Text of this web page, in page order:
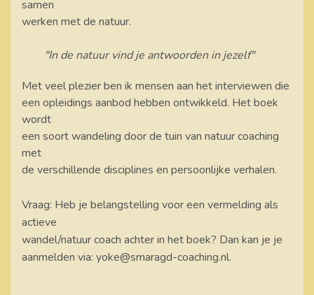
samen
werken met de natuur.
"In de natuur vind je antwoorden in jezelf"
Met veel plezier ben ik mensen aan het interviewen die
een opleidings aanbod hebben ontwikkeld. Het boek
wordt
een soort wandeling door de tuin van natuur coaching
met
de verschillende disciplines en persoonlijke verhalen.
Vraag: Heb je belangstelling voor een vermelding als
actieve
wandel/natuur coach achter in het boek? Dan kan je je
aanmelden via: yoke@smaragd-coaching.nl.